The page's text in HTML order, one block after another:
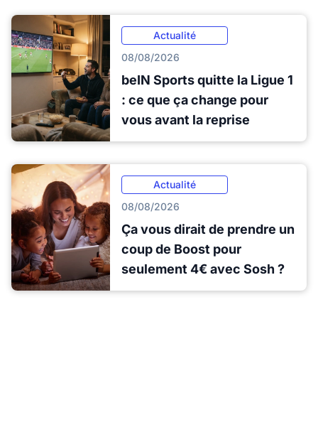
Actualité
08/08/2026
beIN Sports quitte la Ligue 1
: ce que ça change pour
vous avant la reprise
Actualité
08/08/2026
Ça vous dirait de prendre un
coup de Boost pour
seulement 4€ avec Sosh ?